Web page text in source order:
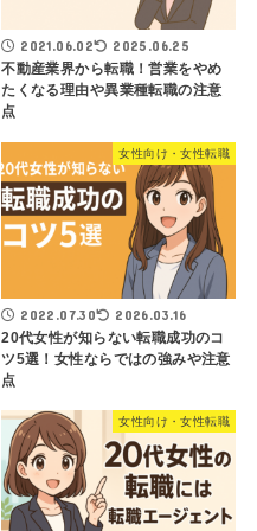
2021.06.02 2025.06.25
不動産業界から転職！営業をやめ
たくなる理由や異業種転職の注意
点
女性向け・女性転職
2022.07.30 2026.03.16
20代女性が知らない転職成功のコ
ツ5選！女性ならではの強みや注意
点
女性向け・女性転職